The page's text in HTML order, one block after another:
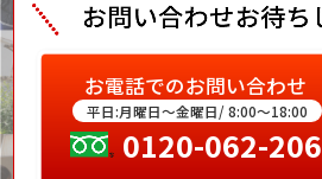
お電話でのお問い合わせ
平日:月曜日～金曜日/ 8:00～18:00
0120-062-206